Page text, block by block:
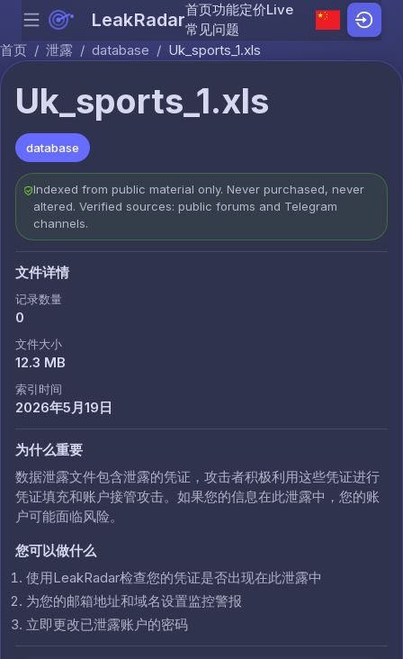
Skip to content
Menu LeakRadar首页功能定价Live
常见问题
首页 / 泄露 / database / Uk_sports_1.xls
Uk_sports_1.xls
database
Indexed from public material only. Never purchased, never
altered. Verified sources: public forums and Telegram
channels.
文件详情
记录数量
0
文件大小
12.3 MB
索引时间
2026年5月19日
为什么重要
数据泄露文件包含泄露的凭证，攻击者积极利用这些凭证进行
凭证填充和账户接管攻击。如果您的信息在此泄露中，您的账
户可能面临风险。
您可以做什么
使用LeakRadar检查您的凭证是否出现在此泄露中
为您的邮箱地址和域名设置监控警报
立即更改已泄露账户的密码